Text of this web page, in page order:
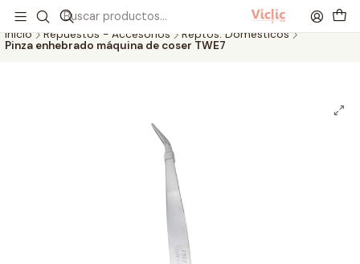
Este es el texto del slide
Leer más
Inicio
Repuestos - Accesorios
Reptos. Domésticos
Pinza enhebrado máquina de coser TWE7